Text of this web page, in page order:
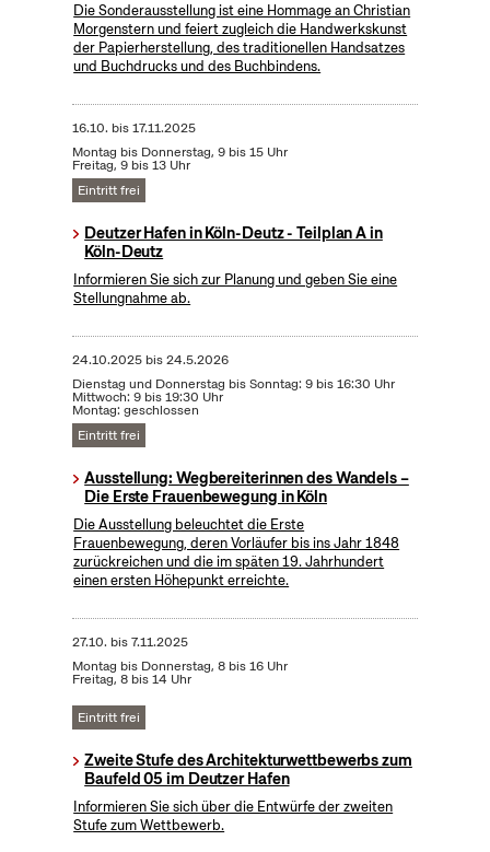
Die Sonderausstellung ist eine Hommage an Christian
Morgenstern und feiert zugleich die Handwerkskunst
der Papierherstellung, des traditionellen Handsatzes
und Buchdrucks und des Buchbindens.
16.10. bis17.11.2025
Montag bis Donnerstag, 9 bis 15 Uhr
Freitag, 9 bis 13 Uhr
Eintritt frei
Deutzer Hafen in Köln-Deutz - Teilplan A in
Köln-Deutz
Informieren Sie sich zur Planung und geben Sie eine
Stellungnahme ab.
24.10.2025bis24.5.2026
Dienstag und Donnerstag bis Sonntag: 9 bis 16:30 Uhr
Mittwoch: 9 bis 19:30 Uhr
Montag: geschlossen
Eintritt frei
Ausstellung: Wegbereiterinnen des Wandels –
Die Erste Frauenbewegung in Köln
Die Ausstellung beleuchtet die Erste
Frauenbewegung, deren Vorläufer bis ins Jahr 1848
zurückreichen und die im späten 19. Jahrhundert
einen ersten Höhepunkt erreichte.
27.10. bis7.11.2025
Montag bis Donnerstag, 8 bis 16 Uhr
Freitag, 8 bis 14 Uhr
Eintritt frei
Zweite Stufe des Architekturwettbewerbs zum
Baufeld 05 im Deutzer Hafen
Informieren Sie sich über die Entwürfe der zweiten
Stufe zum Wettbewerb.